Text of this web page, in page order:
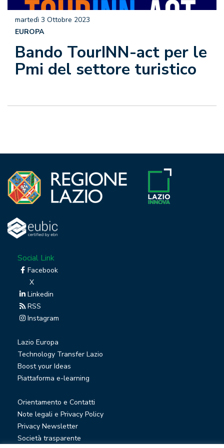
Bando TourINN-act per le
Pmi del settore turistico
martedì 3 Ottobre 2023
EUROPA
Social Link
Facebook
X
Linkedin
RSS
Instagram
Lazio Europa
Technology Transfer Lazio
Boost your Ideas
Piattaforma e-learning
Orientamento e Contatti
Note legali e Privacy Policy
Privacy Newsletter
Società trasparente